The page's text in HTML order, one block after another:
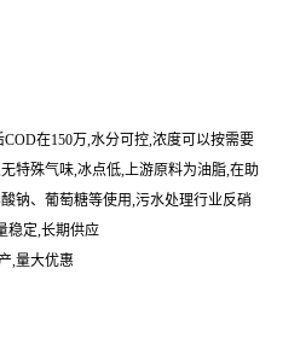
在150万,水分可控,浓度可以按需要
特殊气味,冰点低,上游原料为油脂,在助
钠、葡萄糖等使用,污水处理行业反硝
稳定,长期供应
,量大优惠